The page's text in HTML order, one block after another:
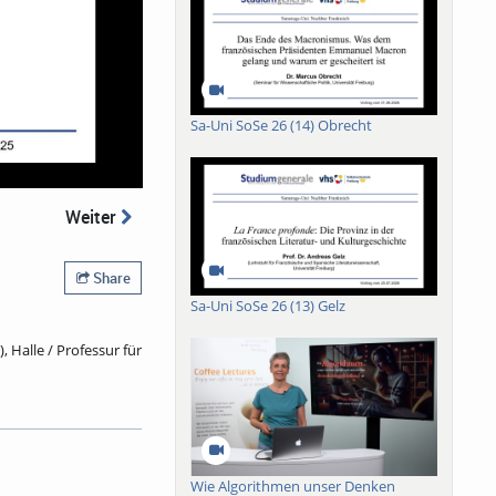
Weiter
Share
Halle / Professur für
Facetten
über die
den
Sa-Uni SoSe 26 (14) Obrecht
Sa-Uni SoSe 26 (13) Gelz
Wie Algorithmen unser Denken